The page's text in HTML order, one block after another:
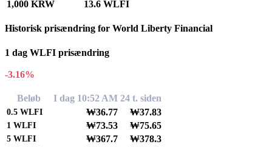
1,000 KRW
13.6 WLFI
Historisk prisændring for World Liberty Financial
1 dag WLFI prisændring
-3.16%
Beløb I dag 10:52 AM 24 t. siden
0.5 WLFI ₩36.77 ₩37.83
1 WLFI ₩73.53 ₩75.65
5 WLFI ₩367.7 ₩378.3